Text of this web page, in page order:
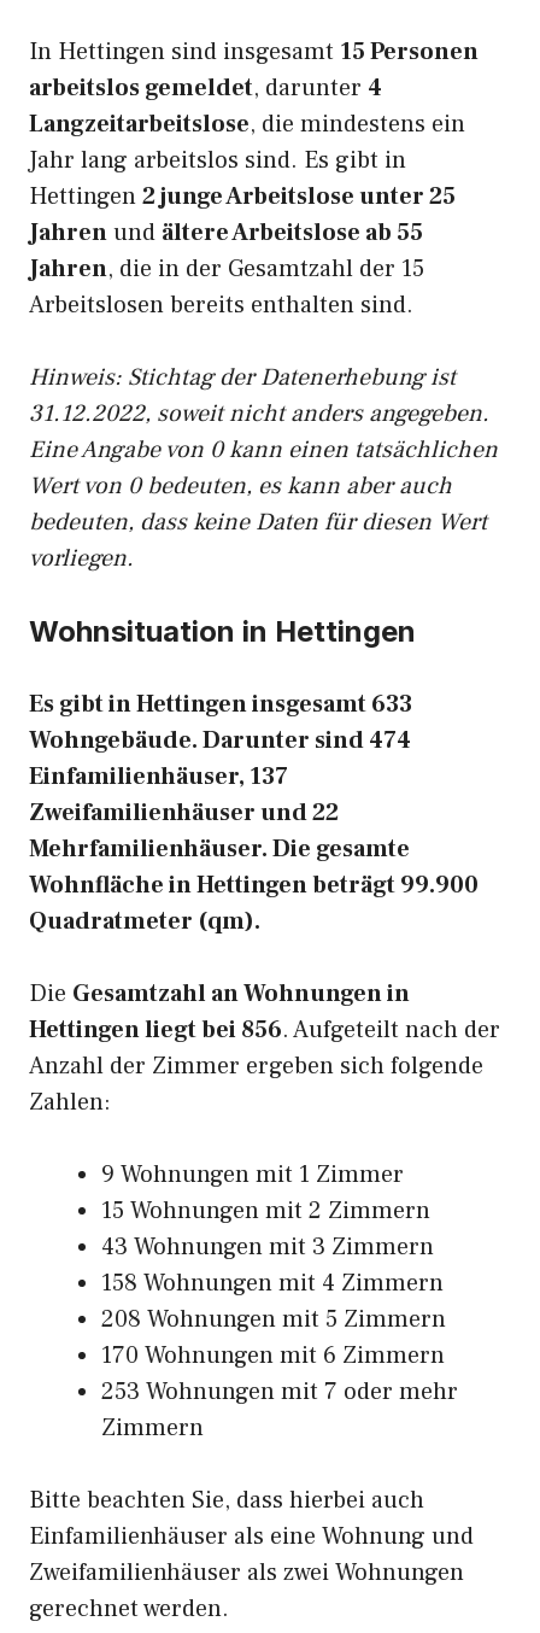
In Hettingen sind insgesamt 15 Personen
arbeitslos gemeldet, darunter 4
Langzeitarbeitslose, die mindestens ein
Jahr lang arbeitslos sind. Es gibt in
Hettingen2 junge Arbeitslose unter 25
Jahrenund ältere Arbeitslose ab 55
Jahren, die in der Gesamtzahl der 15
Arbeitslosen bereits enthalten sind.
Hinweis: Stichtag der Datenerhebung ist
31.12.2022, soweit nicht anders angegeben.
Eine Angabe von 0 kann einen tatsächlichen
Wert von 0 bedeuten, es kann aber auch
bedeuten, dass keine Daten für diesen Wert
vorliegen.
Wohnsituation in Hettingen
Es gibt in Hettingen insgesamt 633
Wohngebäude. Darunter sind 474
Einfamilienhäuser, 137
Zweifamilienhäuser und 22
Mehrfamilienhäuser. Die gesamte
Wohnfläche in Hettingen beträgt 99.900
Quadratmeter (qm).
Die Gesamtzahl an Wohnungen in
Hettingen liegt bei 856. Aufgeteilt nach der
Anzahl der Zimmer ergeben sich folgende
Zahlen:
9 Wohnungen mit 1 Zimmer
15 Wohnungen mit 2 Zimmern
43 Wohnungen mit 3 Zimmern
158 Wohnungen mit 4 Zimmern
208 Wohnungen mit 5 Zimmern
170 Wohnungen mit 6 Zimmern
253 Wohnungen mit 7 oder mehr
Zimmern
Bitte beachten Sie, dass hierbei auch
Einfamilienhäuser als eine Wohnung und
Zweifamilienhäuser als zwei Wohnungen
gerechnet werden.